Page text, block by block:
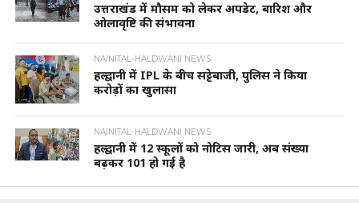
उत्तराखंड में मौसम को लेकर अपडेट, बारिश और
ओलावृष्टि की संभावना
NAINITAL-HALDWANI NEWS
हल्द्वानी में IPL के बीच सट्टेबाजी, पुलिस ने किया
करोड़ों का खुलासा
NAINITAL-HALDWANI NEWS
हल्द्वानी में 12 स्कूलों को नोटिस जारी, अब संख्या
बढ़कर 101 हो गई है